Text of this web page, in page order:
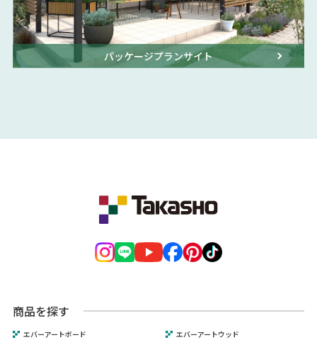
パッケージプランサイト
商品を探す
エバーアートボード
エバーアートウッド